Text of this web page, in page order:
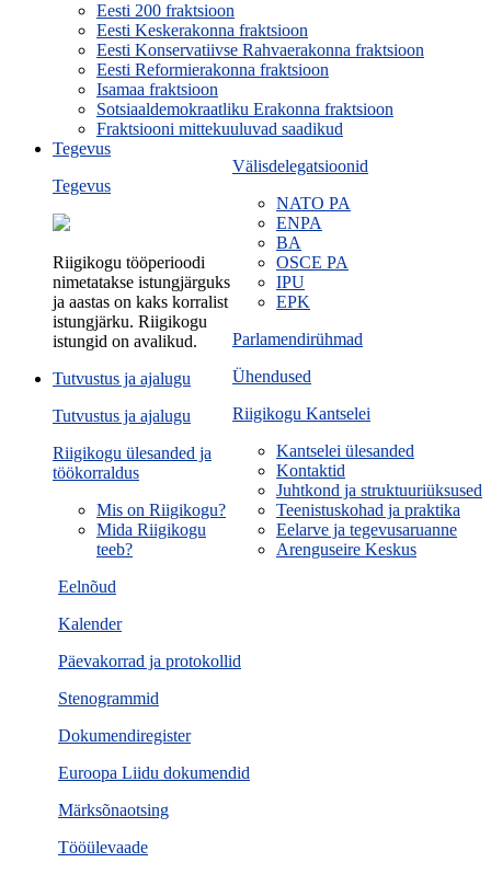
Eesti 200 fraktsioon
Eesti Keskerakonna fraktsioon
Eesti Konservatiivse Rahvaerakonna fraktsioon
Eesti Reformierakonna fraktsioon
Isamaa fraktsioon
Sotsiaaldemokraatliku Erakonna fraktsioon
Fraktsiooni mittekuuluvad saadikud
Välisdelegatsioonid
NATO PA
ENPA
BA
OSCE PA
IPU
EPK
Parlamendirühmad
Ühendused
Riigikogu Kantselei
Kantselei ülesanded
Kontaktid
Juhtkond ja struktuuriüksused
Teenistuskohad ja praktika
Eelarve ja tegevusaruanne
Arenguseire Keskus
Tegevus
Tegevus
Riigikogu tööperioodi
nimetatakse istungjärguks
ja aastas on kaks korralist
istungjärku. Riigikogu
istungid on avalikud.
Eelnõud
Kalender
Päevakorrad ja protokollid
Stenogrammid
Dokumendiregister
Euroopa Liidu dokumendid
Märksõnaotsing
Tööülevaade
Tutvustus ja ajalugu
Tutvustus ja ajalugu
Riigikogu ülesanded ja
töökorraldus
Mis on Riigikogu?
Mida Riigikogu
teeb?